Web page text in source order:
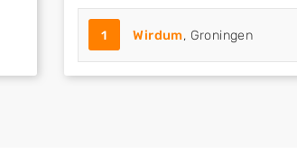
1 Wirdum, Groningen